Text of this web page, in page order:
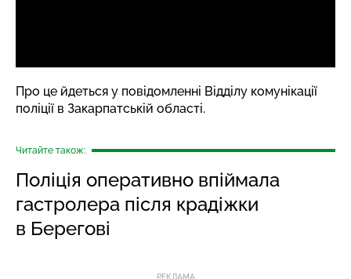
Про це йдеться у повідомленні Відділу комунікації
поліції в Закарпатській області.
Читайте також:
Поліція оперативно впіймала
гастролера після крадіжки
в Берегові
РЕКЛАМА